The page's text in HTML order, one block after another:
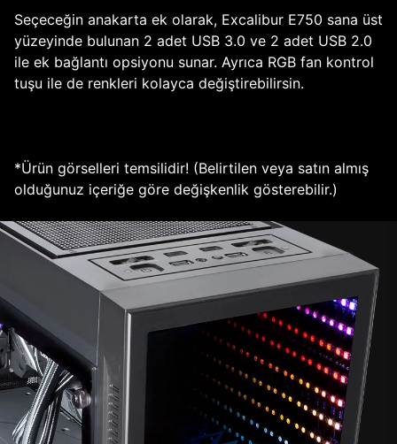
Seçeceğin anakarta ek olarak, Excalibur E750 sana üst
yüzeyinde bulunan 2 adet USB 3.0 ve 2 adet USB 2.0
ile ek bağlantı opsiyonu sunar. Ayrıca RGB fan kontrol
tuşu ile de renkleri kolayca değiştirebilirsin.
*Ürün görselleri temsilidir! (Belirtilen veya satın almış
olduğunuz içeriğe göre değişkenlik gösterebilir.)